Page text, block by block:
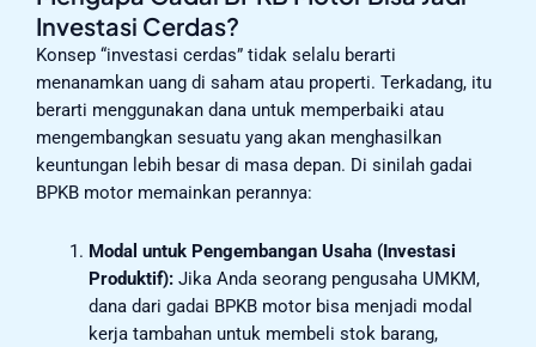
Investasi Cerdas?
Konsep “investasi cerdas” tidak selalu berarti
menanamkan uang di saham atau properti. Terkadang, itu
berarti menggunakan dana untuk memperbaiki atau
mengembangkan sesuatu yang akan menghasilkan
keuntungan lebih besar di masa depan. Di sinilah gadai
BPKB motor memainkan perannya:
Modal untuk Pengembangan Usaha (Investasi
Produktif):Jika Anda seorang pengusaha UMKM,
dana dari gadai BPKB motor bisa menjadi modal
kerja tambahan untuk membeli stok barang,